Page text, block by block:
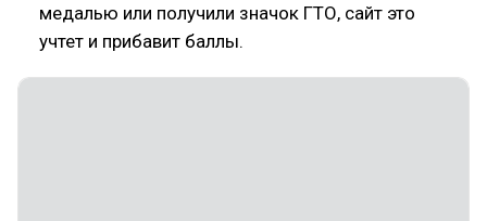
медалью или получили значок ГТО, сайт это
учтет и прибавит баллы.